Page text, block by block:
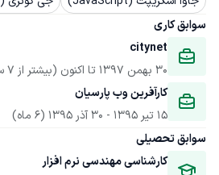
سوابق کاری
citynet
30 بهمن 1397
تا اکنون (بیشتر از 7 سال)
کارآفرین وب پارسیان
15 تیر 1395
- 30 آذر 1395
(6 ماه)
سوابق تحصیلی
کارشناسی مهندسی نرم افزار